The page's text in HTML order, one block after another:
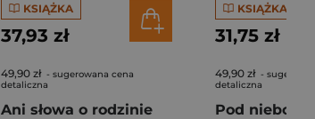
KSIĄŻKA
37,93 zł
49,90 zł - sugerowana cena
detaliczna
Ani słowa o rodzinie
KSIĄŻKA
31,75 zł
49,90 zł -
detaliczna